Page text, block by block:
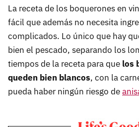
La receta de los boquerones en
fácil que además no necesita
complicados. Lo único que hay
bien el pescado, separando los
tiempos de la receta para que los
queden bien blancos, con la
pueda haber ningún riesgo de